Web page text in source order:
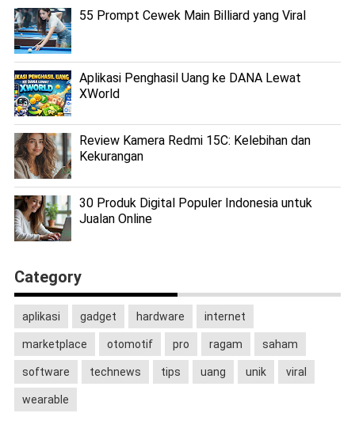
55 Prompt Cewek Main Billiard yang Viral
Aplikasi Penghasil Uang ke DANA Lewat
XWorld
Review Kamera Redmi 15C: Kelebihan dan
Kekurangan
30 Produk Digital Populer Indonesia untuk
Jualan Online
Category
aplikasi gadget hardware internet
marketplace otomotif pro ragam saham
software technews tips uang unik viral
wearable